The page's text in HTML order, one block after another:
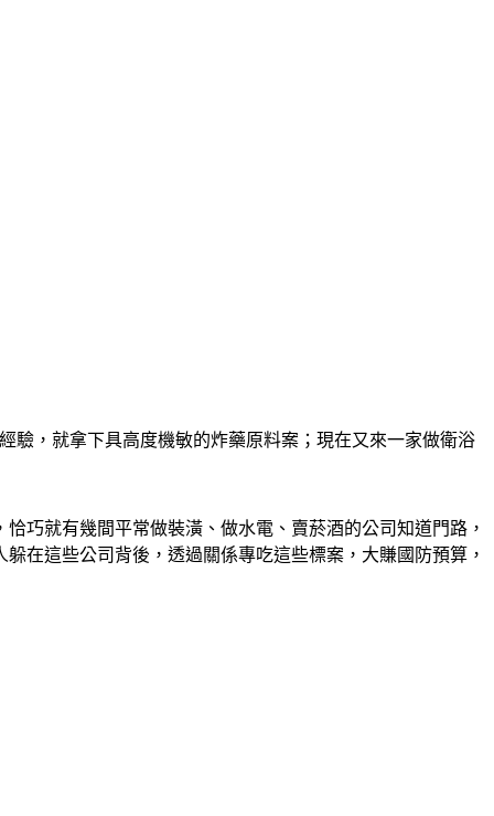
驗，就拿下具高度機敏的炸藥原料案；現在又來一家做衛浴
巧就有幾間平常做裝潢、做水電、賣菸酒的公司知道門路，
在這些公司背後，透過關係專吃這些標案，大賺國防預算，